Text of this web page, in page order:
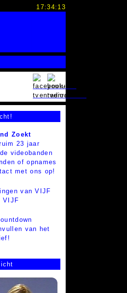
17:34:14
Zoekt
23 jaar
videobanden
of opnames
met ons op!
van VIJF
VIJF
van het